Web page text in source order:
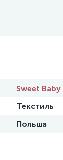
Sweet Baby
Текстиль
Польша